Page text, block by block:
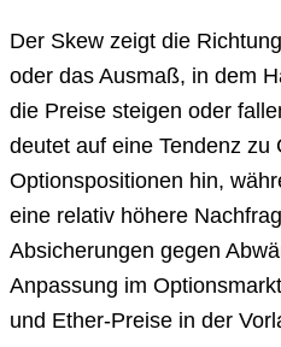
Der Skew zeigt die
oder das Ausmaß, in dem
die Preise steigen oder
deutet auf eine Tendenz zu
Optionspositionen hin,
eine relativ höhere
Absicherungen gegen
Anpassung im
und Ether-Preise in der